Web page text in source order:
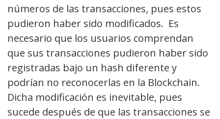
números de las transacciones, pues estos
pudieron haber sido modificados. Es
necesario que los usuarios comprendan
que sus transacciones pudieron haber sido
registradas bajo un hash diferente y
podrían no reconocerlas en la Blockchain.
Dicha modificación es inevitable, pues
sucede después de que las transacciones se